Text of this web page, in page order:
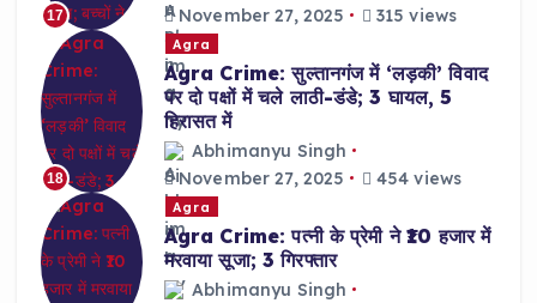
17
November 27, 2025
315 views
18
Agra
Agra Crime: सुल्तानगंज में ‘लड़की’ विवाद
पर दो पक्षों में चले लाठी-डंडे; 3 घायल, 5
हिरासत में
Abhimanyu Singh
November 27, 2025
454 views
Agra
Agra Crime: पत्नी के प्रेमी ने ₹10 हजार में
मरवाया सूजा; 3 गिरफ्तार
Abhimanyu Singh